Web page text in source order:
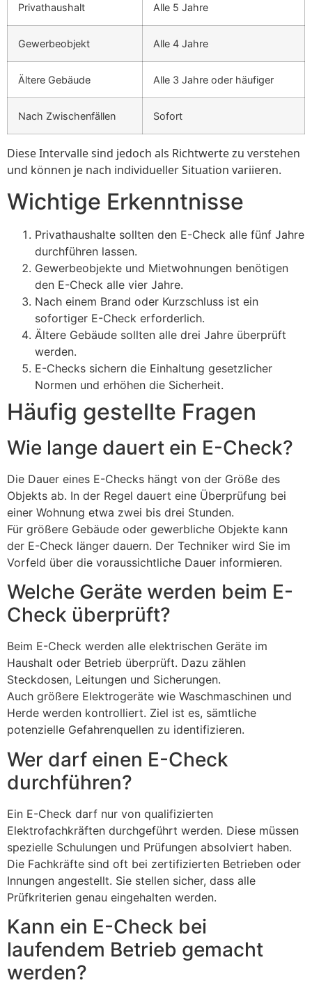
Privathaushalt Alle 5 Jahre
Gewerbeobjekt Alle 4 Jahre
Ältere Gebäude Alle 3 Jahre oder häufiger
Nach Zwischenfällen Sofort
Diese Intervalle sind jedoch als Richtwerte zu verstehen
und können je nach individueller Situation variieren.
Wichtige Erkenntnisse
Privathaushalte sollten den E-Check alle fünf Jahre
durchführen lassen.
Gewerbeobjekte und Mietwohnungen benötigen
den E-Check alle vier Jahre.
Nach einem Brand oder Kurzschluss ist ein
sofortiger E-Check erforderlich.
Ältere Gebäude sollten alle drei Jahre überprüft
werden.
E-Checks sichern die Einhaltung gesetzlicher
Normen und erhöhen die Sicherheit.
Häufig gestellte Fragen
Wie lange dauert ein E-Check?
Die Dauer eines E-Checks hängt von der Größe des
Objekts ab. In der Regel dauert eine Überprüfung bei
einer Wohnung etwa zwei bis drei Stunden.
Für größere Gebäude oder gewerbliche Objekte kann
der E-Check länger dauern. Der Techniker wird Sie im
Vorfeld über die voraussichtliche Dauer informieren.
Welche Geräte werden beim E-
Check überprüft?
Beim E-Check werden alle elektrischen Geräte im
Haushalt oder Betrieb überprüft. Dazu zählen
Steckdosen, Leitungen und Sicherungen.
Auch größere Elektrogeräte wie Waschmaschinen und
Herde werden kontrolliert. Ziel ist es, sämtliche
potenzielle Gefahrenquellen zu identifizieren.
Wer darf einen E-Check
durchführen?
Ein E-Check darf nur von qualifizierten
Elektrofachkräften durchgeführt werden. Diese müssen
spezielle Schulungen und Prüfungen absolviert haben.
Die Fachkräfte sind oft bei zertifizierten Betrieben oder
Innungen angestellt. Sie stellen sicher, dass alle
Prüfkriterien genau eingehalten werden.
Kann ein E-Check bei
laufendem Betrieb gemacht
werden?